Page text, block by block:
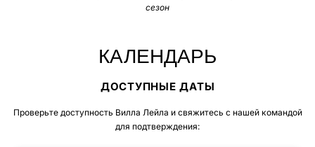
сезон
КАЛЕНДАРЬ
ДОСТУПНЫЕ ДАТЫ
Проверьте доступность Вилла Лейла и свяжитесь с нашей командой
для подтверждения: